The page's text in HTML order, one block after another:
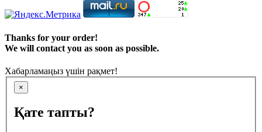
Thanks for your order!
We will contact you as soon as possible.
Хабарламаңыз үшін рақмет!
×
Қате тапты?